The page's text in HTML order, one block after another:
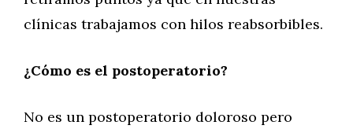
clínicas trabajamos con hilos reabsorbibles.
¿Cómo es el postoperatorio?
No es un postoperatorio doloroso pero